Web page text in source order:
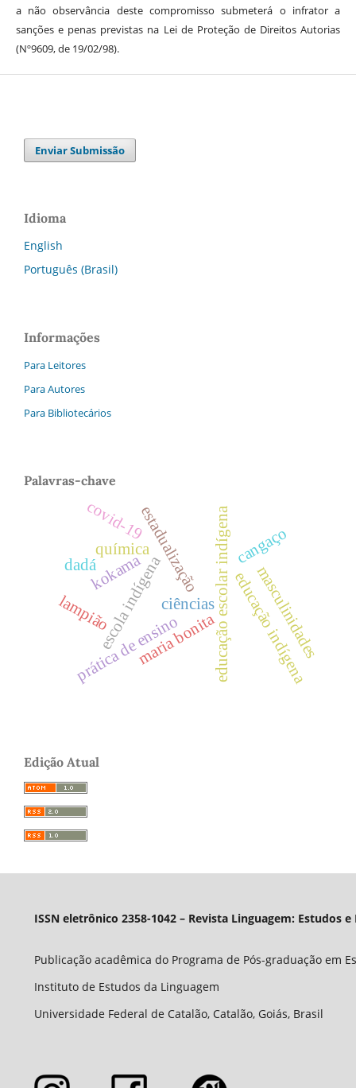
a não observância deste compromisso submeterá o infrator a
sanções e penas previstas na Lei de Proteção de Direitos Autorias
(Nº9609, de 19/02/98).
Enviar Submissão
Idioma
English
Português (Brasil)
Informações
Para Leitores
Para Autores
Para Bibliotecários
Palavras-chave
educação escolar indígena
prática de ensino
química
ciências
estadualização
educação indígena
escola indígena
kokama
covid-19
cangaço
maria bonita
dadá
lampião masculinidades
Edição Atual
ISSN eletrônico 2358-1042 – Revista Linguagem: Estudos e
Publicação acadêmica do Programa de Pós-graduação em
Instituto de Estudos da Linguagem
Universidade Federal de Catalão, Catalão, Goiás, Brasil